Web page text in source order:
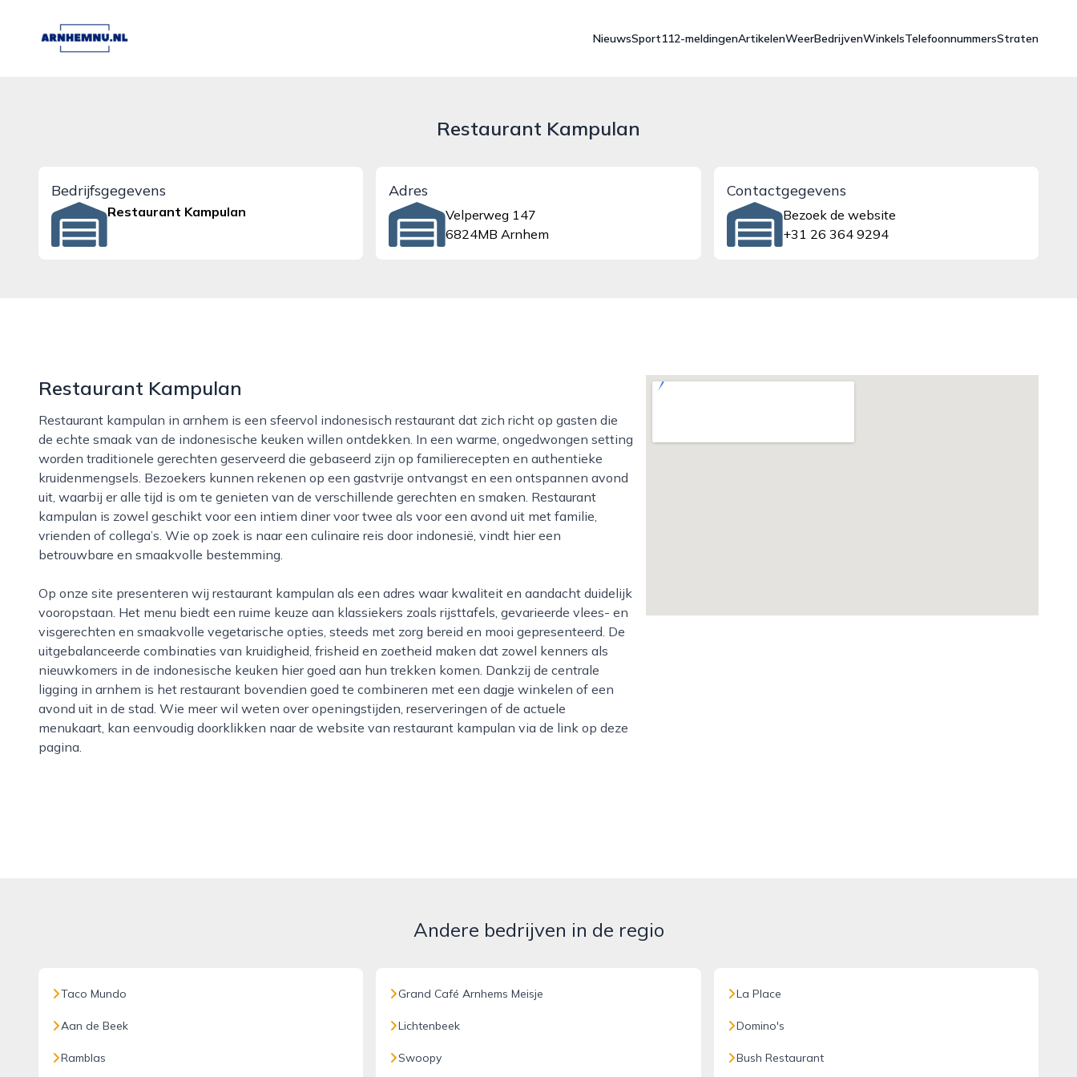
arnhemnu.nl
NieuwsSport112-meldingenArtikelenWeerBedrijvenWinkelsTelefoonnummersStraten
Restaurant Kampulan
Bedrijfsgegevens
Restaurant Kampulan
Adres
Velperweg 147
6824MB Arnhem
Contactgegevens
Bezoek de website
+31 26 364 9294
Restaurant Kampulan
Restaurant kampulan in arnhem is een sfeervol indonesisch restaurant dat zich richt op gasten die
de echte smaak van de indonesische keuken willen ontdekken. In een warme, ongedwongen setting
worden traditionele gerechten geserveerd die gebaseerd zijn op familierecepten en authentieke
kruidenmengsels. Bezoekers kunnen rekenen op een gastvrije ontvangst en een ontspannen avond
uit, waarbij er alle tijd is om te genieten van de verschillende gerechten en smaken. Restaurant
kampulan is zowel geschikt voor een intiem diner voor twee als voor een avond uit met familie,
vrienden of collega’s. Wie op zoek is naar een culinaire reis door indonesië, vindt hier een
betrouwbare en smaakvolle bestemming.
Op onze site presenteren wij restaurant kampulan als een adres waar kwaliteit en aandacht duidelijk
vooropstaan. Het menu biedt een ruime keuze aan klassiekers zoals rijsttafels, gevarieerde vlees- en
visgerechten en smaakvolle vegetarische opties, steeds met zorg bereid en mooi gepresenteerd. De
uitgebalanceerde combinaties van kruidigheid, frisheid en zoetheid maken dat zowel kenners als
nieuwkomers in de indonesische keuken hier goed aan hun trekken komen. Dankzij de centrale
ligging in arnhem is het restaurant bovendien goed te combineren met een dagje winkelen of een
avond uit in de stad. Wie meer wil weten over openingstijden, reserveringen of de actuele
menukaart, kan eenvoudig doorklikken naar de website van restaurant kampulan via de link op deze
pagina.
Andere bedrijven in de regio
Taco Mundo
Aan de Beek
Ramblas
Grand Café Arnhems Meisje
Lichtenbeek
Swoopy
La Place
Domino's
Bush Restaurant